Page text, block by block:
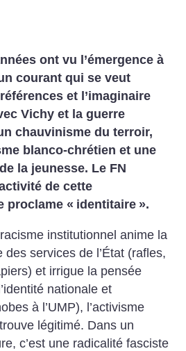
ont vu l’émergence à
courant qui se veut
et l’imaginaire
Vichy et la guerre
chauvinisme du terroir,
blanco-chrétien et une
la jeunesse. Le FN
de cette
proclame « identitaire ».
institutionnel anime la
services de l’État (rafles,
et irrigue la pensée
nationale et
à l’UMP), l’activisme
légitimé. Dans un
c’est une radicalité fasciste